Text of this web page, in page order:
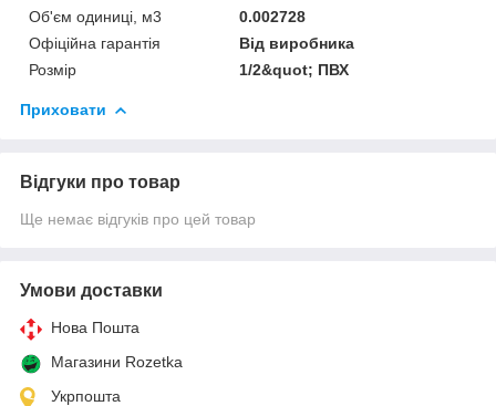
Об'єм одиниці, м3
0.002728
Офіційна гарантія
Від виробника
Розмір
1/2&quot; ПВХ
Приховати
Відгуки про товар
Ще немає відгуків про цей товар
Умови доставки
Нова Пошта
Магазини Rozetka
Укрпошта